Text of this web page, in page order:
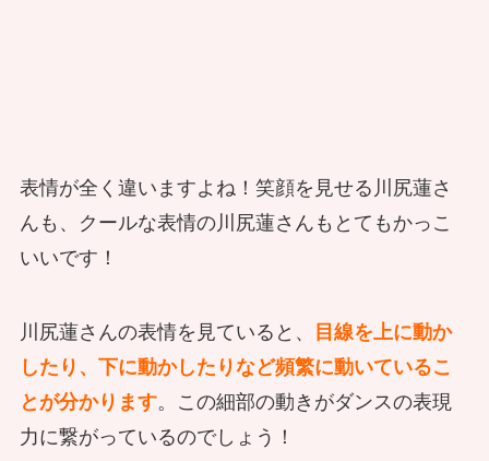
表情が全く違いますよね！笑顔を見せる川尻蓮さ
んも、クールな表情の川尻蓮さんもとてもかっこ
いいです！
川尻蓮さんの表情を見ていると、
目線を上に動か
したり、下に動かしたりなど頻繁に動いているこ
とが分かります。この細部の動きがダンスの表現
力に繋がっているのでしょう！